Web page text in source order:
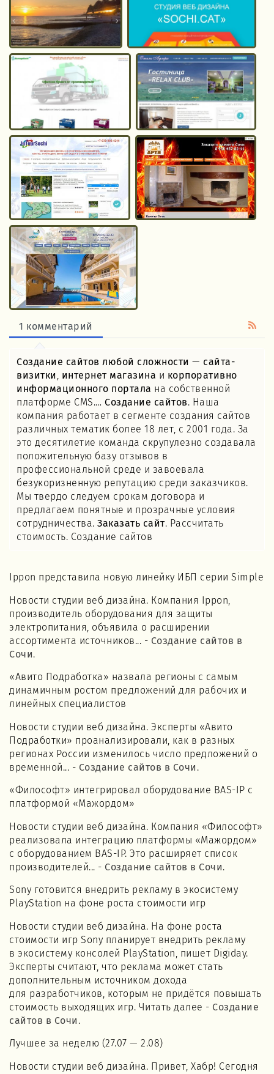
1 комментарий
Создание сайтов любой сложности — сайта-
визитки
интернет магазина и корпоративно
информационного портала на собственной
платформе CMS.…Создание сайтов. Наша
компания работает в сегменте создания сайтов
различных тематик более 18 лет, с 2001 года. За
это десятилетие команда скрупулезно создавала
положительную базу отзывов в
профессиональной среде и завоевала
безукоризненную репутацию среди заказчиков.
Мы твердо следуем срокам договора и
предлагаем понятные и прозрачные условия
сотрудничества.Заказать сайт. Рассчитать
стоимость. Создание сайтов
Ippon представила новую линейку ИБП серии Simple
Новости студии веб дизайна. Компания Ippon,
производитель оборудования для защиты
электропитания, объявила о расширении
ассортимента источников... - Создание сайтов в
Сочи.
«Авито Подработка» назвала регионы с самым
динамичным ростом предложений для рабочих и
линейных специалистов
Новости студии веб дизайна. Эксперты «Авито
Подработки» проанализировали, как в разных
регионах России изменилось число предложений о
временной... - Создание сайтов в Сочи .
«Философт» интегрировал оборудование BAS-IP с
платформой «Мажордом»
Новости студии веб дизайна. Компания «Философт»
реализовала интеграцию платформы «Мажордом»
с оборудованием BAS-IP. Это расширяет список
производителей... - Создание сайтов в Сочи.
Sony готовится внедрить рекламу в экосистему
PlayStation на фоне роста стоимости игр
Новости студии веб дизайна. На фоне роста
стоимости игр Sony планирует внедрить рекламу
в экосистему консолей PlayStation, пишет Digiday.
Эксперты считают, что реклама может стать
дополнительным источником дохода
для разработчиков, которым не придётся повышать
стоимость выходящих игр. Читать далее - Создание
сайтов в Сочи .
Лучшее за неделю (27.07 — 2.08)
Новости студии веб дизайна. Привет, Хабр! Сегодня